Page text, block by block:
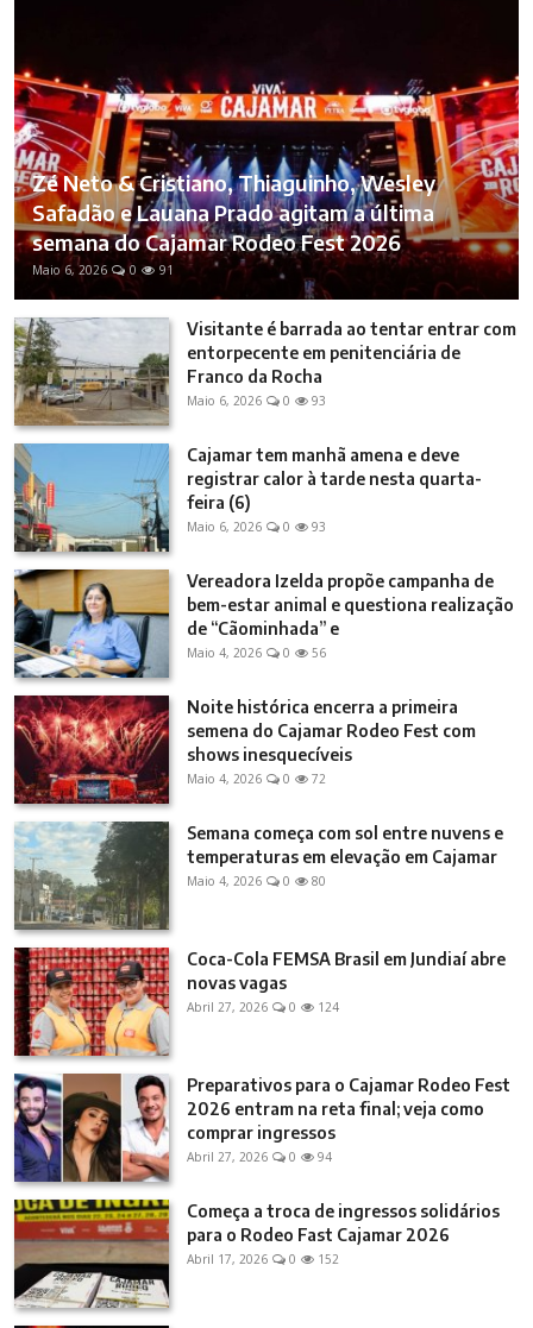
Zé Neto & Cristiano, Thiaguinho, Wesley
Safadão e Lauana Prado agitam a última
semana do Cajamar Rodeo Fest 2026
Maio 6, 2026 0 91
Visitante é barrada ao tentar entrar com
entorpecente em penitenciária de
Franco da Rocha
Maio 6, 2026 0 93
Cajamar tem manhã amena e deve
registrar calor à tarde nesta quarta-
feira (6)
Maio 6, 2026 0 93
Vereadora Izelda propõe campanha de
bem-estar animal e questiona realização
de “Cãominhada” e
Maio 4, 2026 0 56
Noite histórica encerra a primeira
semena do Cajamar Rodeo Fest com
shows inesquecíveis
Maio 4, 2026 0 72
Semana começa com sol entre nuvens e
temperaturas em elevação em Cajamar
Maio 4, 2026 0 80
Coca-Cola FEMSA Brasil em Jundiaí abre
novas vagas
Abril 27, 2026 0 124
Preparativos para o Cajamar Rodeo Fest
2026 entram na reta final; veja como
comprar ingressos
Abril 27, 2026 0 94
Começa a troca de ingressos solidários
para o Rodeo Fast Cajamar 2026
Abril 17, 2026 0 152